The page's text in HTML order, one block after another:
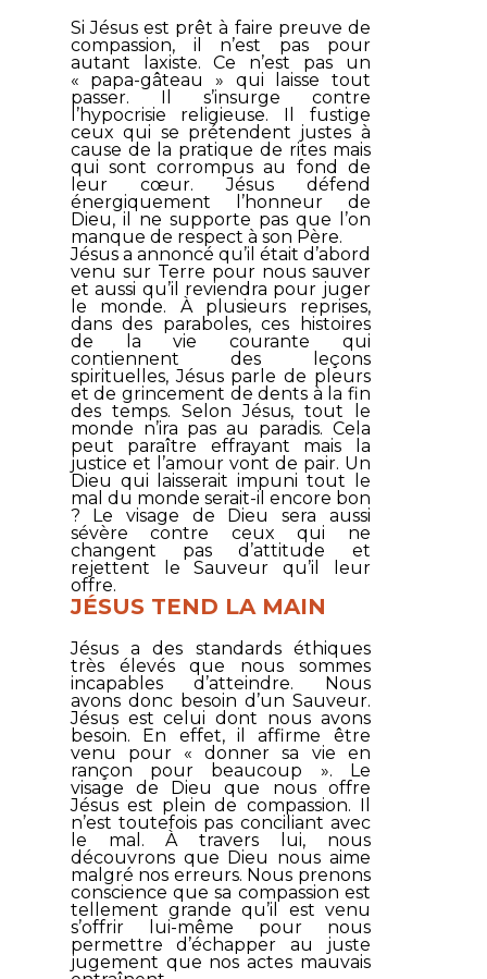
Si Jésus est prêt à faire preuve de
compassion, il n’est pas pour
autant laxiste. Ce n’est pas un
« papa-gâteau » qui laisse tout
passer. Il s’insurge contre
l’hypocrisie religieuse. Il fustige
ceux qui se prétendent justes à
cause de la pratique de rites mais
qui sont corrompus au fond de
leur cœur. Jésus défend
énergiquement l’honneur de
Dieu, il ne supporte pas que l’on
manque de respect à son Père.
Jésus a annoncé qu’il était d’abord
venu sur Terre pour nous sauver
et aussi qu’il reviendra pour juger
le monde. À plusieurs reprises,
dans des paraboles, ces histoires
de la vie courante qui
contiennent des leçons
spirituelles, Jésus parle de pleurs
et de grincement de dents à la fin
des temps. Selon Jésus, tout le
monde n’ira pas au paradis. Cela
peut paraître effrayant mais la
justice et l’amour vont de pair. Un
Dieu qui laisserait impuni tout le
mal du monde serait-il encore bon
? Le visage de Dieu sera aussi
sévère contre ceux qui ne
changent pas d’attitude et
rejettent le Sauveur qu’il leur
offre.
JÉSUS TEND LA MAIN
Jésus a des standards éthiques
très élevés que nous sommes
incapables d’atteindre. Nous
avons donc besoin d’un Sauveur.
Jésus est celui dont nous avons
besoin. En effet, il affirme être
venu pour «donner sa vie en
rançon pour beaucoup ». Le
visage de Dieu que nous offre
Jésus est plein de compassion. Il
n’est toutefois pas conciliant avec
le mal. À travers lui, nous
découvrons que Dieu nous aime
malgré nos erreurs. Nous prenons
conscience que sa compassion est
tellement grande qu’il est venu
s’offrir lui-même pour nous
permettre d’échapper au juste
jugement que nos actes mauvais